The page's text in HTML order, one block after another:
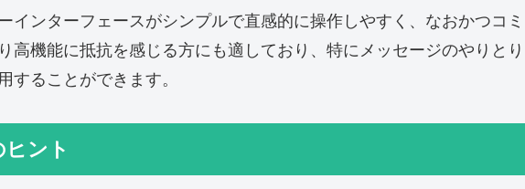
インターフェースがシンプルで直感的に操作しやすく、なおかつコミ
高機能に抵抗を感じる方にも適しており、特にメッセージのやりとり
することができます。
ント